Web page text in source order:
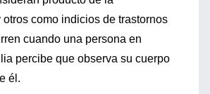
como indicios de trastornos
cuando una persona en
percibe que observa su cuerpo
él.